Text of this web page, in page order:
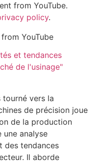
from YouTube.
policy.
YouTube
et tendances
de l'usinage"
tourné vers la
de précision joue
de la production
analyse
des tendances
Il aborde